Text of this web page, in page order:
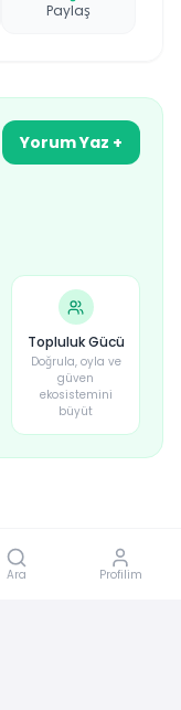
Paylaş
Yorum Yaz +
Topluluk Gücü
Doğrula, oyla ve
güven
ekosistemini
büyüt
Ara Profilim